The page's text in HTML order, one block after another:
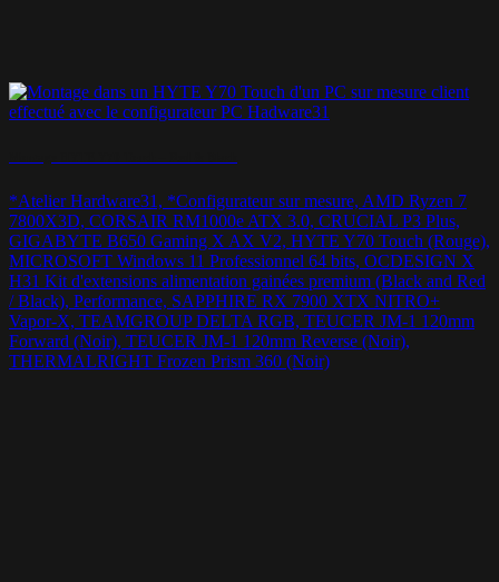
*Atelier Hardware31, *Configurateur sur mesure, AMD Ryzen 7
7800X3D, CORSAIR RM1000e ATX 3.0, CRUCIAL P3 Plus,
GIGABYTE B650 Gaming X AX V2, HYTE Y70 Touch (Rouge),
MICROSOFT Windows 11 Professionnel 64 bits, OCDESIGN X
H31 Kit d'extensions alimentation gainées premium (Black and Red
/ Black), Performance, SAPPHIRE RX 7900 XTX NITRO+
Vapor-X, TEAMGROUP DELTA RGB, TEUCER JM-1 120mm
Forward (Noir), TEUCER JM-1 120mm Reverse (Noir),
THERMALRIGHT Frozen Prism 360 (Noir)